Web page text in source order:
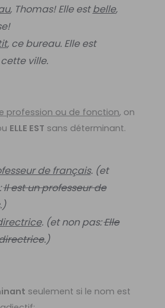
, Thomas! Elle estbelle,
, ce bureau. Elle est
ville.
profession ou de fonction, on
ELLE EST sans déterminant.
de français. (et
Il est un professeur de
.)
. (et non pas:Elle
.)
seulement si le nom est